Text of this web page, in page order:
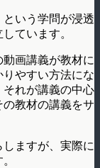
いう学問が浸透
ています。
画講義が教材に
やすい方法にな
れが講義の中心
教材の講義をサ
ますが、実際に